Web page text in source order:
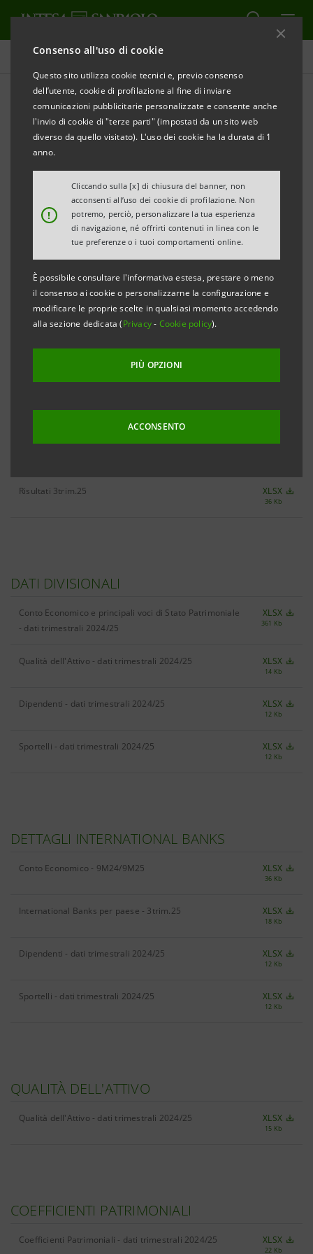
Consenso all'uso di cookie
Questo sito utilizza cookie tecnici e, previo consenso
dell’utente, cookie di profilazione al fine di inviare
comunicazioni pubblicitarie personalizzate e consente anche
l'invio di cookie di "terze parti" (impostati da un sito web
diverso da quello visitato). L'uso dei cookie ha la durata di 1
anno.
!
Cliccando sulla [x] di chiusura del banner, non
acconsenti all’uso dei cookie di profilazione. Non
potremo, perciò, personalizzare la tua esperienza
di navigazione, né offrirti contenuti in linea con le
tue preferenze o i tuoi comportamenti online.
È possibile consultare l'informativa estesa, prestare o meno
il consenso ai cookie o personalizzarne la configurazione e
modificare le proprie scelte in qualsiasi momento accedendo
alla sezione dedicata (Privacy- Cookie policy).
PIÙ OPZIONI
ACCONSENTO
Database cifre chiave
Database cifre chiave
3trim.25
AGGIORNA
I dati qui contenuti hanno carattere esclusivamente
documenti ufficiali del Gruppo Intesa Sanpaolo.
TUTTE LE CIFRE CHIAVE 3TRIM.25
Risultati 3trim.25 XLSX
36 Kb
DATI DIVISIONALI
Conto Economico e principali voci di Stato Patrimoniale
- dati trimestrali 2024/25
XLSX
361 Kb
Qualità dell'Attivo - dati trimestrali 2024/25 XLSX
14 Kb
Dipendenti - dati trimestrali 2024/25 XLSX
12 Kb
Sportelli - dati trimestrali 2024/25 XLSX
12 Kb
DETTAGLI INTERNATIONAL BANKS
Conto Economico - 9M24/9M25 XLSX
36 Kb
International Banks per paese - 3trim.25 XLSX
18 Kb
Dipendenti - dati trimestrali 2024/25 XLSX
12 Kb
Sportelli - dati trimestrali 2024/25 XLSX
12 Kb
QUALITÀ DELL'ATTIVO
Qualità dell'Attivo - dati trimestrali 2024/25 XLSX
15 Kb
COEFFICIENTI PATRIMONIALI
Coefficienti Patrimoniali - dati trimestrali 2024/25 XLSX
22 Kb